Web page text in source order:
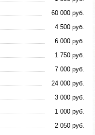
60 000 руб.
4 500 руб.
6 000 руб.
1 750 руб.
7 000 руб.
24 000 руб.
3 000 руб.
1 000 руб.
2 050 руб.